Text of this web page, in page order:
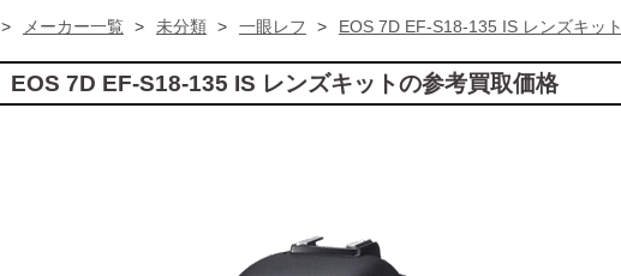
> メーカー一覧 > 未分類 > 一眼レフ > EOS 7D EF-S18-135 IS レンズキット
EOS 7D EF-S18-135 IS レンズキットの参考買取価格